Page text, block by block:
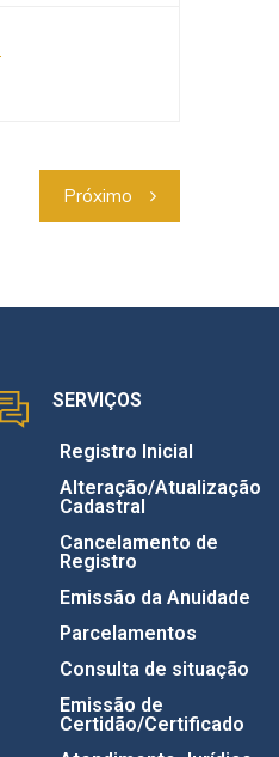
Próximo
SERVIÇOS
Registro Inicial
Alteração/Atualização
Cadastral
Cancelamento de
Registro
Emissão da Anuidade
Parcelamentos
Consulta de situação
Emissão de
Certidão/Certificado